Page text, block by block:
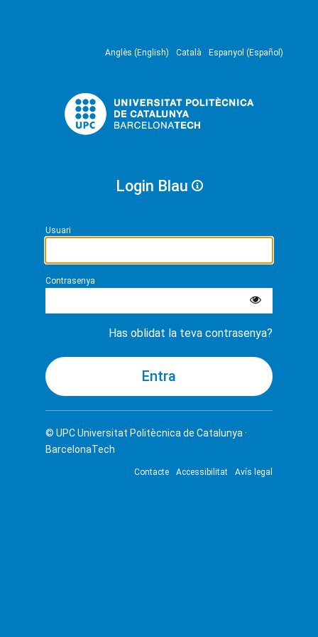
Anglès (English) Català Espanyol (Español)
Login Blau
Usuari
Contrasenya
Has oblidat la teva contrasenya?
© UPCUniversitat Politècnica de Catalunya ·
BarcelonaTech
Contacte Accessibilitat Avís legal